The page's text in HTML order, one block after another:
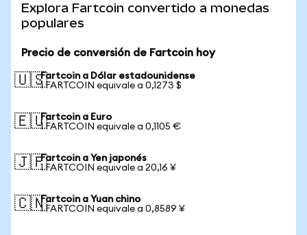
Explora Fartcoin convertido a monedas
populares
Precio de conversión de Fartcoin hoy
🇺🇸Fartcoin a Dólar estadounidense
1 FARTCOIN equivale a 0,1273 $
🇪🇺Fartcoin a Euro
1 FARTCOIN equivale a 0,1105 €
🇯🇵Fartcoin a Yen japonés
1 FARTCOIN equivale a 20,16 ¥
🇨🇳Fartcoin a Yuan chino
1 FARTCOIN equivale a 0,8589 ¥